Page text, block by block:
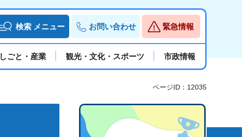
検索 メニュー お問い合わせ 緊急情報
しごと・産業 観光・文化・スポーツ 市政情報
ページID：12035